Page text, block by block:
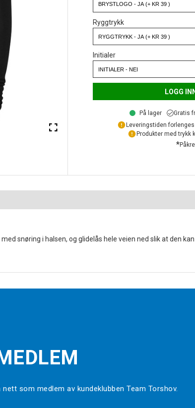
Ryggtrykk
Initialer
LOGG
På lager
Gratis
Leveringstiden
Produkter med trykk
*
snøring i halsen, og glidelås hele veien ned slik at den
som medlem av kundeklubben Team Torshov.